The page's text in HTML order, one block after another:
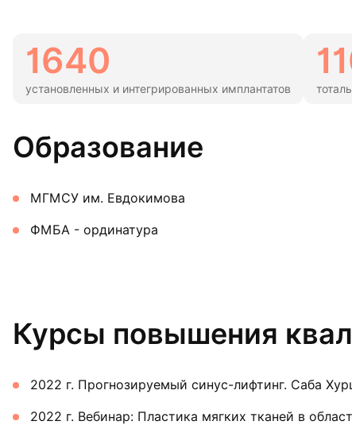
1640
установленных и интегрированных имплантатов
Образование
МГМСУ им. Евдокимова
ФМБА - ординатура
Курсы повышения
2022 г. Прогнозируемый синус-лифтинг. Саба
2022 г. Вебинар: Пластика мягких тканей в